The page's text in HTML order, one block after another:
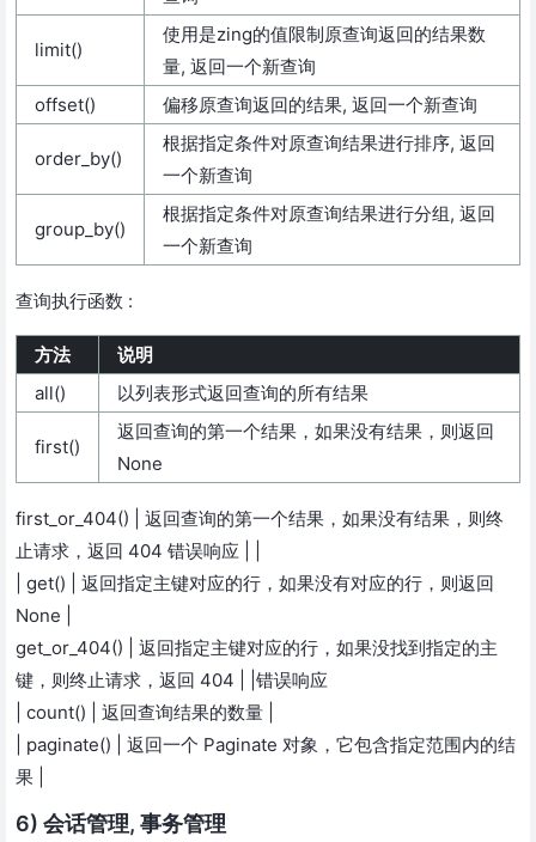
limit()
使用是zing的值限制原查询返回的结果数
量, 返回一个新查询
offset()
偏移原查询返回的结果, 返回一个新查询
order_by()
根据指定条件对原查询结果进行排序, 返回
一个新查询
group_by()
根据指定条件对原查询结果进行分组, 返回
一个新查询
查询执行函数 :
方法
说明
all()
以列表形式返回查询的所有结果
first()
返回查询的第一个结果，如果没有结果，则返回
None
first_or_404() | 返回查询的第一个结果，如果没有结果，则终
止请求，返回 404 错误响应 | |
| get() | 返回指定主键对应的行，如果没有对应的行，则返回
None |
get_or_404() | 返回指定主键对应的行，如果没找到指定的主
键，则终止请求，返回 404 | |错误响应
| count() | 返回查询结果的数量 |
| paginate() | 返回一个 Paginate 对象，它包含指定范围内的结
果 |
6) 会话管理, 事务管理